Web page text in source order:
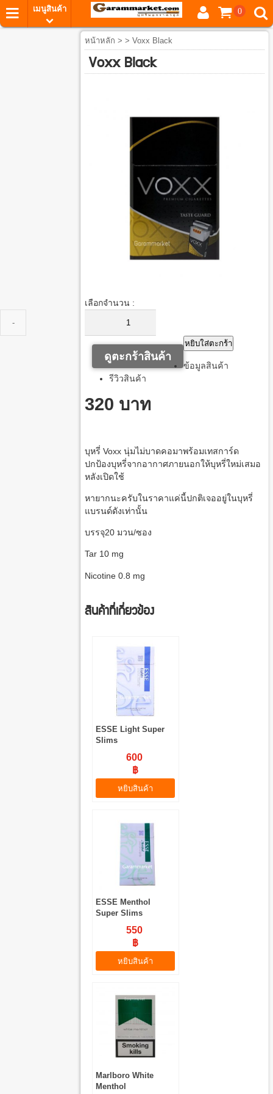
เมนูสินค้า 0
หน้าหลัก > > Voxx Black
Voxx Black
เลือกจำนวน :
หยิบใส่ตะกร้า
ดูตะกร้าสินค้า
ข้อมูลสินค้า
รีวิวสินค้า
320 บาท
บุหรี่ Voxx นุ่มไม่บาดคอมาพร้อมเทสการ์ด
ปกป้องบุหรี่จากอากาศภายนอกให้บุหรี่ใหม่เสมอ
หลังเปิดใช้
หายากนะครับในราคาแค่นี้ปกติเจออยู่ในบุหรี่
แบรนด์ดังเท่านั้น
บรรจุ20 มวน/ซอง
Tar 10 mg
Nicotine 0.8 mg
สินค้าที่เกี่ยวข้อง
ESSE Light Super
Slims
600
฿
หยิบสินค้า
ESSE Menthol
Super Slims
550
฿
หยิบสินค้า
Marlboro White
Menthol